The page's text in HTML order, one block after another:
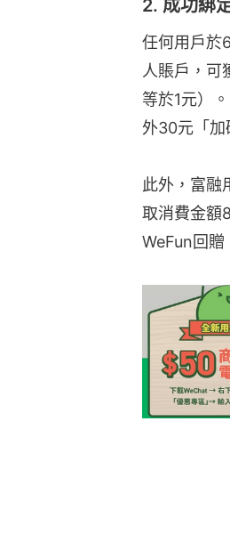
2. 成功綁
任何用戶於
人賬戶，可
等於1元）
外30元「加
此外，富融
取消費金額
WeFun回贈